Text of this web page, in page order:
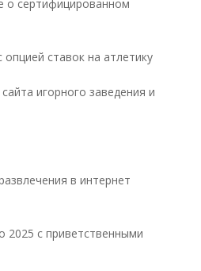
о сертифицированном
ставок на атлетику
игорного заведения и
в интернет
2025 с приветственными